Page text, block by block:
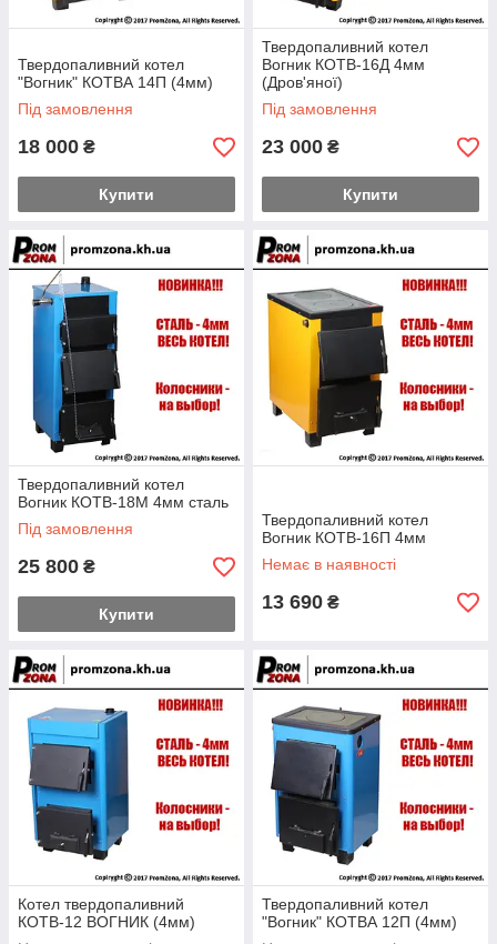
Твердопаливний котел
"Вогник" КОТВА 14П (4мм)
Під замовлення
18 000 ₴
Купити
Твердопаливний котел
Вогник КОТВ-16Д 4мм
(Дров'яної)
Під замовлення
23 000 ₴
Купити
Твердопаливний котел
Вогник КОТВ-18М 4мм сталь
Під замовлення
25 800 ₴
Купити
Твердопаливний котел
Вогник КОТВ-16П 4мм
Немає в наявності
13 690 ₴
Котел твердопаливний
КОТВ-12 ВОГНИК (4мм)
Твердопаливний котел
"Вогник" КОТВА 12П (4мм)